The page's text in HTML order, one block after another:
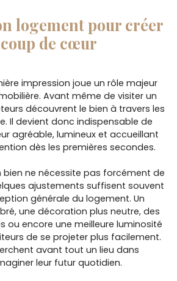
logement pour créer
de cœur
impression joue un rôle majeur
Avant même de visiter un
découvrent le bien à travers les
Il devient donc indispensable de
agréable, lumineux et accueillant
dès les premières secondes.
bien ne nécessite pas forcément de
ajustements suffisent souvent
générale du logement. Un
une décoration plus neutre, des
ou encore une meilleure luminosité
de se projeter plus facilement.
avant tout un lieu dans
leur futur quotidien.